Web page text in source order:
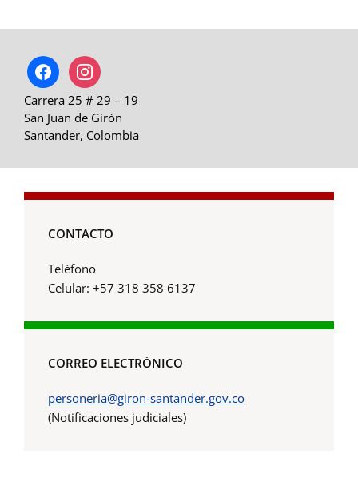
facebookinstagram
Carrera 25 # 29 – 19
San Juan de Girón
Santander, Colombia
CONTACTO
Teléfono
Celular: +57 318 358 6137
CORREO ELECTRÓNICO
personeria@giron-santander.gov.co
(Notificaciones judiciales)